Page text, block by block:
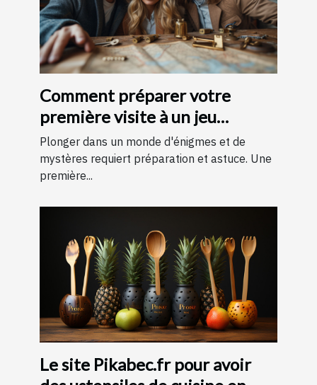
Comment préparer votre
première visite à un jeu
d'évasion : conseils et astuces
pour une expérience
mémorable
Plonger dans un monde d'énigmes et de
mystères requiert préparation et astuce. Une
première...
Le site Pikabec.fr pour avoir